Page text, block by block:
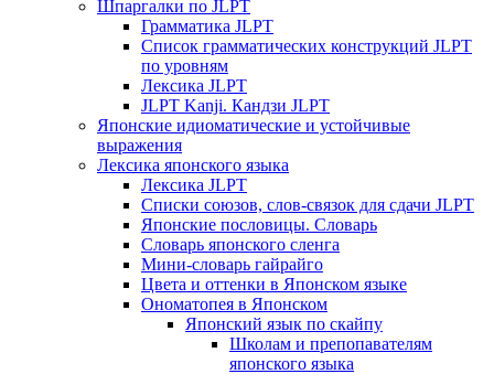
Шпаргалки по JLPT
Грамматика JLPT
Список грамматических конструкций JLPT
по уровням
Лексика JLPT
JLPT Kanji. Кандзи JLPT
Японские идиоматические и устойчивые
выражения
Лексика японского языка
Лексика JLPT
Списки союзов, слов-связок для сдачи JLPT
Японские пословицы. Словарь
Словарь японского сленга
Мини-словарь гайрайго
Цвета и оттенки в Японском языке
Ономатопея в Японском
Японский язык по скайпу
Школам и препопавателям
японского языка